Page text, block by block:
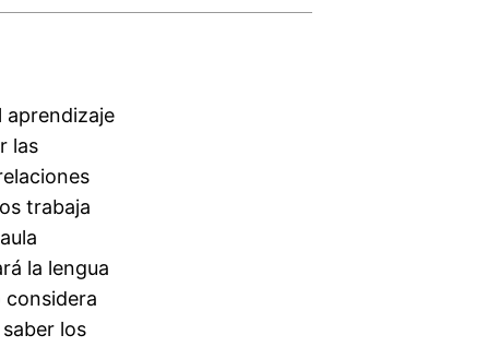
aprendizaje
las
trabaja
la lengua
considera
los